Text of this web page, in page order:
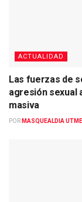
ACTUALIDAD
Las fuerzas de
agresión sexual
masiva
POR MASQUEALDIA